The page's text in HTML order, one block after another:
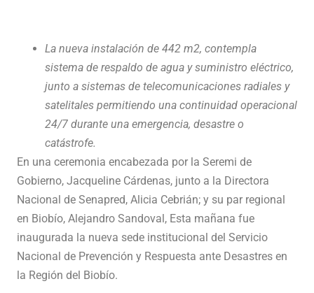
La nueva instalación de 442 m2, contempla
sistema de respaldo de agua y suministro eléctrico,
junto a sistemas de telecomunicaciones radiales y
satelitales permitiendo una continuidad operacional
24/7 durante una emergencia, desastre o
catástrofe.
En una ceremonia encabezada por la Seremi de
Gobierno, Jacqueline Cárdenas, junto a la Directora
Nacional de Senapred, Alicia Cebrián; y su par regional
en Biobío, Alejandro Sandoval, Esta mañana fue
inaugurada la nueva sede institucional del Servicio
Nacional de Prevención y Respuesta ante Desastres en
la Región del Biobío.